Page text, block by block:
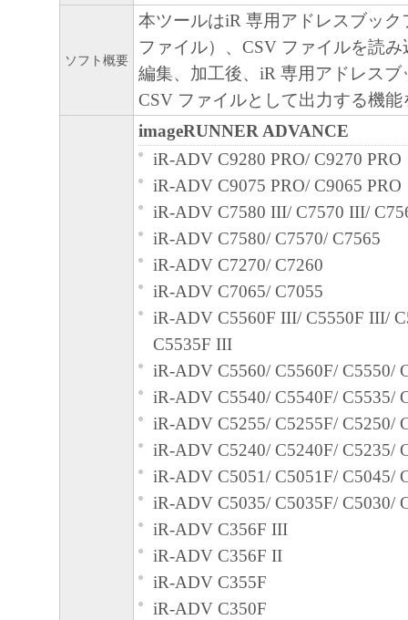
ソフト概要
本ツールはiR 専用アドレスブッ
ファイル）、CSV ファイルを読
編集、加工後、iR 専用アドレスブ
CSV ファイルとして出力する機
imageRUNNER ADVANCE
iR-ADV C9280 PRO/ C9270 PRO
iR-ADV C9075 PRO/ C9065 PRO
iR-ADV C7580 III/ C7570 III/
iR-ADV C7580/ C7570/ C7565
iR-ADV C7270/ C7260
iR-ADV C7065/ C7055
iR-ADV C5560F III/ C5550F III/
C5535F III
iR-ADV C5560/ C5560F/ C5550/
iR-ADV C5540/ C5540F/ C5535/
iR-ADV C5255/ C5255F/ C5250/
iR-ADV C5240/ C5240F/ C5235/
iR-ADV C5051/ C5051F/ C5045/
iR-ADV C5035/ C5035F/ C5030/
iR-ADV C356F III
iR-ADV C356F II
iR-ADV C355F
iR-ADV C350F